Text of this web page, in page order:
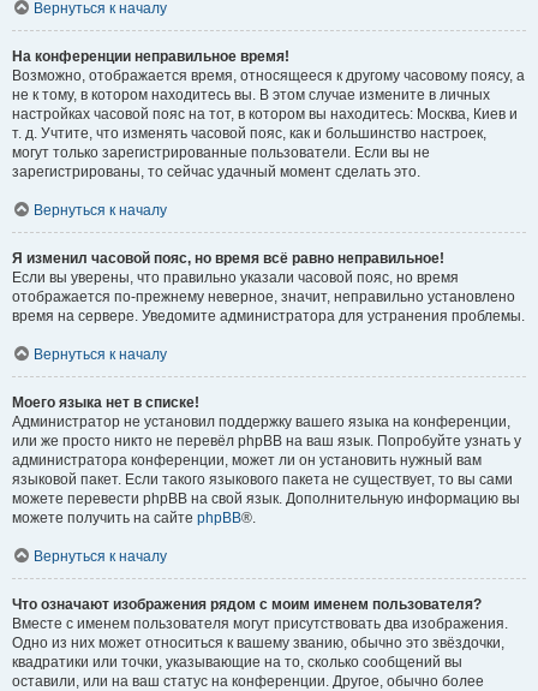
Вернуться к началу
На конференции неправильное время!
Возможно, отображается время, относящееся к другому часовому поясу, а
не к тому, в котором находитесь вы. В этом случае измените в личных
настройках часовой пояс на тот, в котором вы находитесь: Москва, Киев и
т. д. Учтите, что изменять часовой пояс, как и большинство настроек,
могут только зарегистрированные пользователи. Если вы не
зарегистрированы, то сейчас удачный момент сделать это.
Вернуться к началу
Я изменил часовой пояс, но время всё равно неправильное!
Если вы уверены, что правильно указали часовой пояс, но время
отображается по-прежнему неверное, значит, неправильно установлено
время на сервере. Уведомите администратора для устранения проблемы.
Вернуться к началу
Моего языка нет в списке!
Администратор не установил поддержку вашего языка на конференции,
или же просто никто не перевёл phpBB на ваш язык. Попробуйте узнать у
администратора конференции, может ли он установить нужный вам
языковой пакет. Если такого языкового пакета не существует, то вы сами
можете перевести phpBB на свой язык. Дополнительную информацию вы
можете получить на сайте phpBB®.
Вернуться к началу
Что означают изображения рядом с моим именем пользователя?
Вместе с именем пользователя могут присутствовать два изображения.
Одно из них может относиться к вашему званию, обычно это звёздочки,
квадратики или точки, указывающие на то, сколько сообщений вы
оставили, или на ваш статус на конференции. Другое, обычно более